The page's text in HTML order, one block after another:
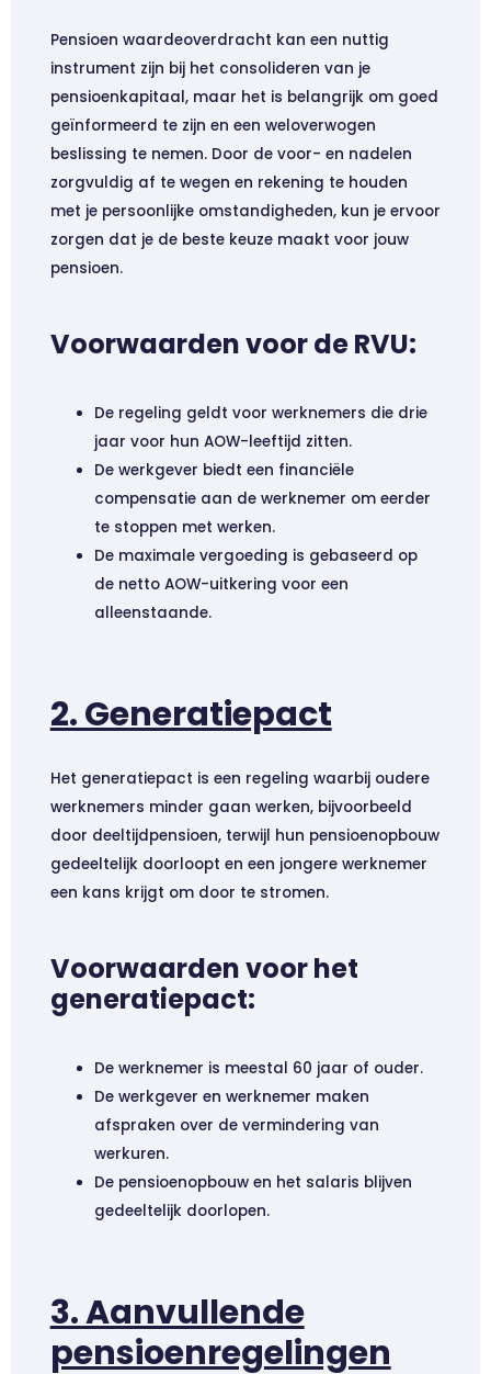
Pensioen waardeoverdracht kan een nuttig
instrument zijn bij het consolideren van je
pensioenkapitaal, maar het is belangrijk om goed
geïnformeerd te zijn en een weloverwogen
beslissing te nemen. Door de voor- en nadelen
zorgvuldig af te wegen en rekening te houden
met je persoonlijke omstandigheden, kun je ervoor
zorgen dat je de beste keuze maakt voor jouw
pensioen.
Voorwaarden voor de RVU:
De regeling geldt voor werknemers die drie
jaar voor hun AOW-leeftijd zitten.
De werkgever biedt een financiële
compensatie aan de werknemer om eerder
te stoppen met werken.
De maximale vergoeding is gebaseerd op
de netto AOW-uitkering voor een
alleenstaande.
2. Generatiepact
Het generatiepact is een regeling waarbij oudere
werknemers minder gaan werken, bijvoorbeeld
door deeltijdpensioen, terwijl hun pensioenopbouw
gedeeltelijk doorloopt en een jongere werknemer
een kans krijgt om door te stromen.
Voorwaarden voor het
generatiepact:
De werknemer is meestal 60 jaar of ouder.
De werkgever en werknemer maken
afspraken over de vermindering van
werkuren.
De pensioenopbouw en het salaris blijven
gedeeltelijk doorlopen.
3. Aanvullende
pensioenregelingen